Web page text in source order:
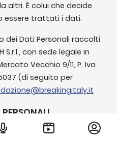
altri. È colui che decide
essere trattati i dati.
dei Dati Personali raccolti
con sede legale in
Vecchio 9/11, P. Iva
(di seguito per
riferisce a tutte le